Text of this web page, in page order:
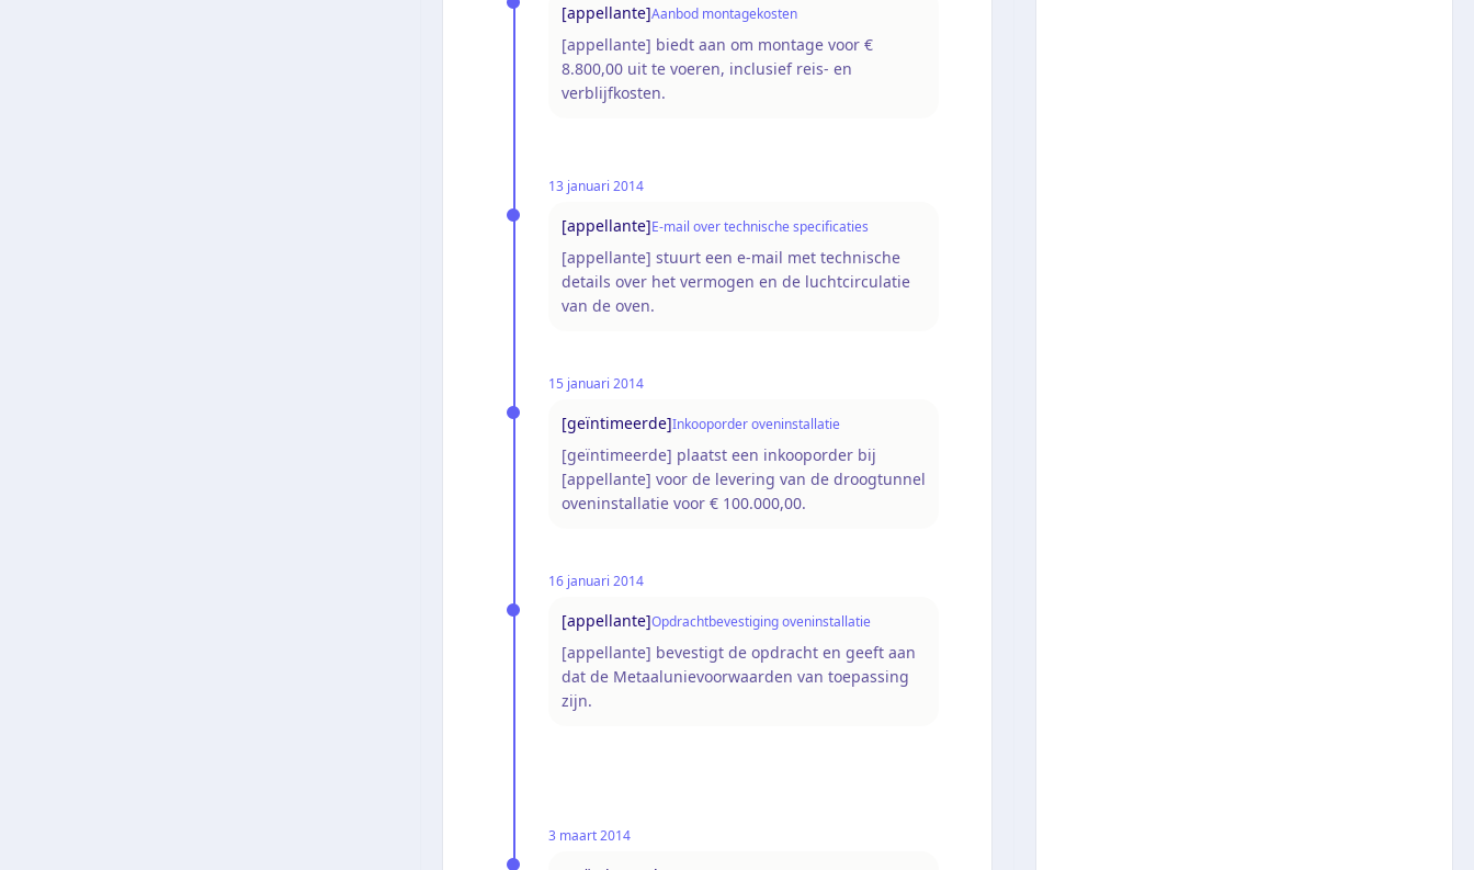
[appellante]Aanbod montagekosten
[appellante] biedt aan om montage voor €
8.800,00 uit te voeren, inclusief reis- en
verblijfkosten.
13 januari 2014
[appellante]E-mail over technische specificaties
[appellante] stuurt een e-mail met technische
details over het vermogen en de luchtcirculatie
van de oven.
15 januari 2014
[geïntimeerde]Inkooporder oveninstallatie
[geïntimeerde] plaatst een inkooporder bij
[appellante] voor de levering van de droogtunnel
oveninstallatie voor € 100.000,00.
16 januari 2014
[appellante]Opdrachtbevestiging oveninstallatie
[appellante] bevestigt de opdracht en geeft aan
dat de Metaalunievoorwaarden van toepassing
zijn.
3 maart 2014